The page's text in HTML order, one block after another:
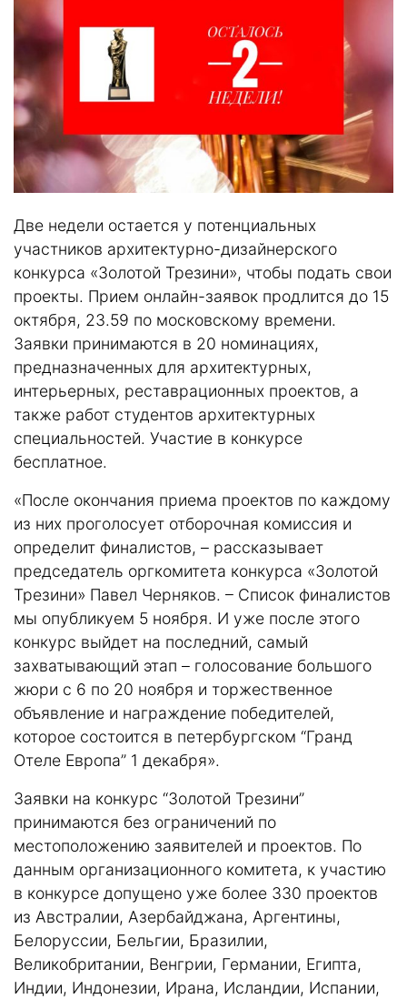
Две недели остается у потенциальных
участников архитектурно-дизайнерского
конкурса «Золотой Трезини», чтобы подать свои
проекты. Прием онлайн-заявок продлится до 15
октября, 23.59 по московскому времени.
Заявки принимаются в 20 номинациях,
предназначенных для архитектурных,
интерьерных, реставрационных проектов, а
также работ студентов архитектурных
специальностей. Участие в конкурсе
бесплатное.
«После окончания приема проектов по каждому
из них проголосует отборочная комиссия и
определит финалистов, – рассказывает
председатель оргкомитета конкурса «Золотой
Трезини» Павел Черняков. – Список финалистов
мы опубликуем 5 ноября. И уже после этого
конкурс выйдет на последний, самый
захватывающий этап – голосование большого
жюри с 6 по 20 ноября и торжественное
объявление и награждение победителей,
которое состоится в петербургском “Гранд
Отеле Европа” 1 декабря».
Заявки на конкурс “Золотой Трезини”
принимаются без ограничений по
местоположению заявителей и проектов. По
данным организационного комитета, к участию
в конкурсе допущено уже более 330 проектов
из Австралии, Азербайджана, Аргентины,
Белоруссии, Бельгии, Бразилии,
Великобритании, Венгрии, Германии, Египта,
Индии, Индонезии, Ирана, Исландии, Испании,